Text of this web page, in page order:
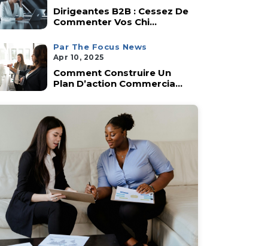
Dirigeantes B2B : Cessez De
Commenter Vos Chi...
Par The Focus News
Apr 10, 2025
Comment Construire Un
Plan D’action Commercia...